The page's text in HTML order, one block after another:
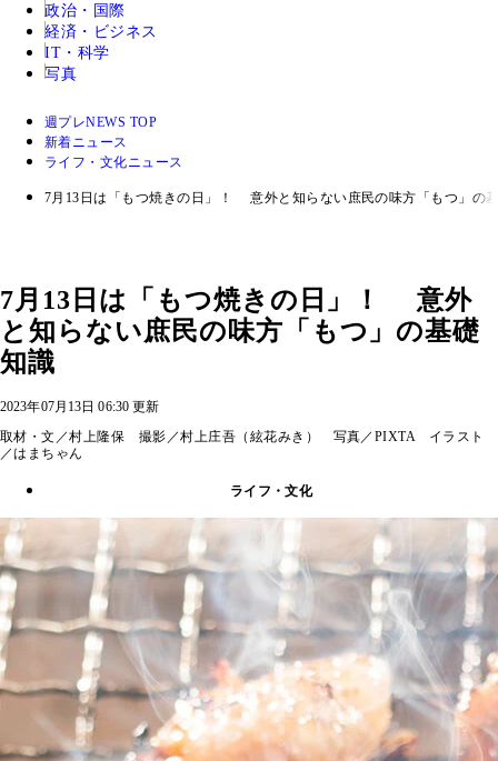
政治・国際
経済・ビジネス
IT・科学
写真
週プレNEWS TOP
新着ニュース
ライフ・文化ニュース
7月13日は「もつ焼きの日」！ 意外と知らない庶民の味方「もつ」の
7月13日は「もつ焼きの日」！ 意外
と知らない庶民の味方「もつ」の基礎
知識
2023年07月13日 06:30 更新
取材・文／村上隆保 撮影／村上庄吾（絃花みき） 写真／PIXTA イラスト
／はまちゃん
ライフ・文化